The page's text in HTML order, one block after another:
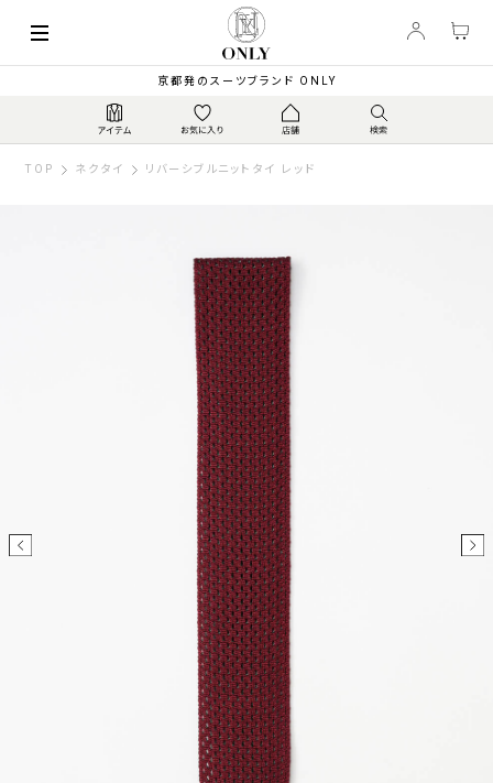
京都発のスーツブランド ONLY
TOP ネクタイ リバーシブルニットタイ レッド